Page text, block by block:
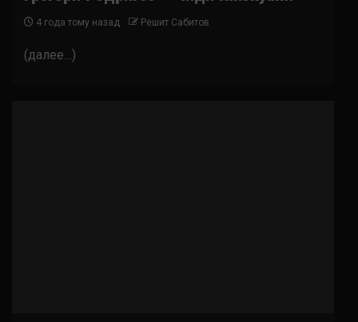
4 года тому назад Решит Сабитов
(далее…)